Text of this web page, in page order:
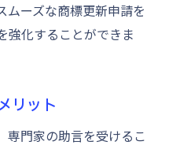
ムーズな商標更新申請を
強化することができま
リット
専門家の助言を受けるこ